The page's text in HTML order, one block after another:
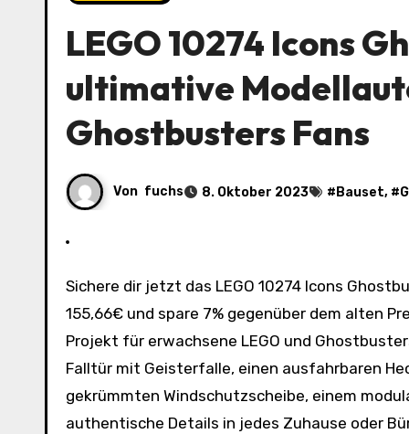
LEGO 10274 Icons
ultimative
Ghostbusters Fans
Von fuchs 8. Oktober 2023 # Bauset, #
Sichere dir jetzt das LEGO 10274 Icons Ghostbusters ECTO-1 Modellauto zum Schnäppchenpreis von nur
155,66€ und spare 7% gegenüber dem alten
Projekt für erwachsene LEGO und
Falltür mit Geisterfalle, einen ausfahrbaren
gekrümmten Windschutzscheibe, einem
authentische Details in jedes Zuhause oder